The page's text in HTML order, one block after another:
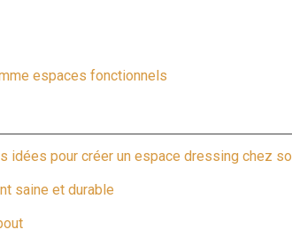
espaces fonctionnels
idées pour créer un espace dressing chez
saine et durable